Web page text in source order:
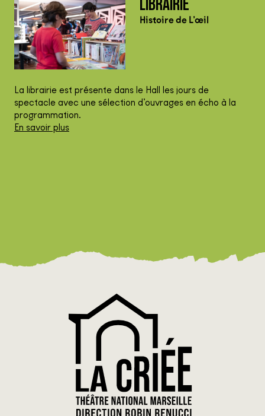
LIBRAIRIE
Histoire de L’œil
La librairie est présente dans le Hall les jours de
spectacle avec une sélection d’ouvrages en écho à la
programmation.
En savoir plus